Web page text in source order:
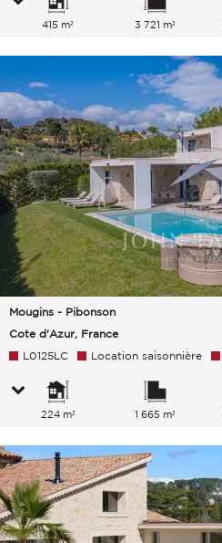
415 m² 3 721 m²
Mougins - Pibonson
Cote d'Azur, France
L0125LC Location saisonnière
224 m² 1 665 m²